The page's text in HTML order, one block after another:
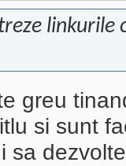
greu
si sunt
sa